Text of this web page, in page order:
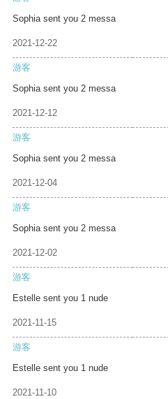
Sophia sent you 2 messa
2021-12-22
游客
Sophia sent you 2 messa
2021-12-12
游客
Sophia sent you 2 messa
2021-12-04
游客
Sophia sent you 2 messa
2021-12-02
游客
Estelle sent you 1 nude
2021-11-15
游客
Estelle sent you 1 nude
2021-11-10